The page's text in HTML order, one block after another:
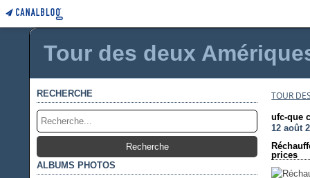
Tour des deux
RECHERCHE
ALBUMS PHOTOS
TOUR
ufc-que
12 août
prices